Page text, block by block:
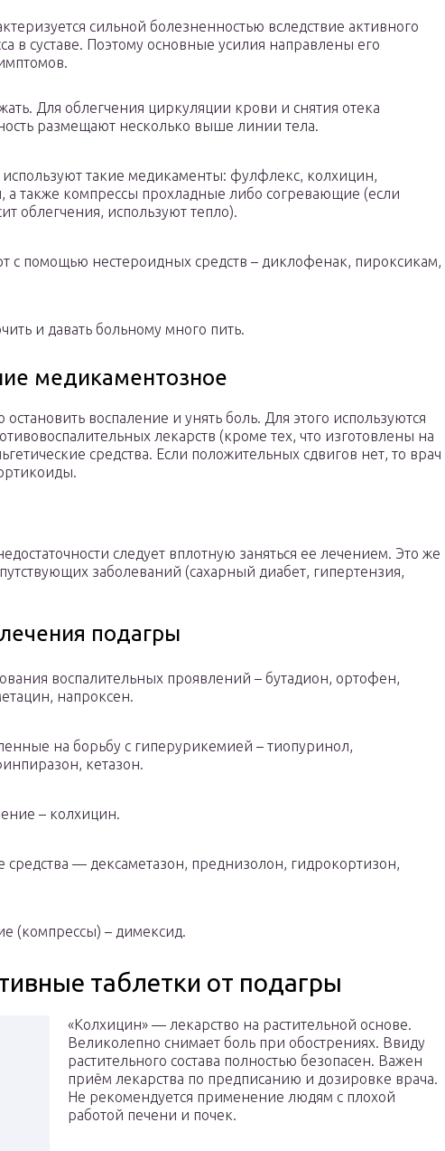
сильной болезненностью вследствие активного
в суставе. Поэтому основные усилия направлены его
Для облегчения циркуляции крови и снятия отека
размещают несколько выше линии тела.
такие медикаменты: фулфлекс, колхицин,
а также компрессы прохладные либо согревающие (если
облегчения, используют тепло).
с помощью нестероидных средств – диклофенак, пироксикам,
и давать больному много пить.
медикаментозное
воспаление и унять боль. Для этого используются
лекарств (кроме тех, что изготовлены на
средства. Если положительных сдвигов нет, то врач
следует вплотную заняться ее лечением. Это же
заболеваний (сахарный диабет, гипертензия,
подагры
воспалительных проявлений – бутадион, ортофен,
напроксен.
на борьбу с гиперурикемией – тиопуринол,
кетазон.
– колхицин.
средства — дексаметазон, преднизолон, гидрокортизон,
(компрессы) – димексид.
таблетки от подагры
«Колхицин» — лекарство на растительной основе.
Великолепно снимает боль при обострениях. Ввиду
растительного состава полностью безопасен. Важен
приём лекарства по предписанию и дозировке врача.
Не рекомендуется применение людям с плохой
работой печени и почек.